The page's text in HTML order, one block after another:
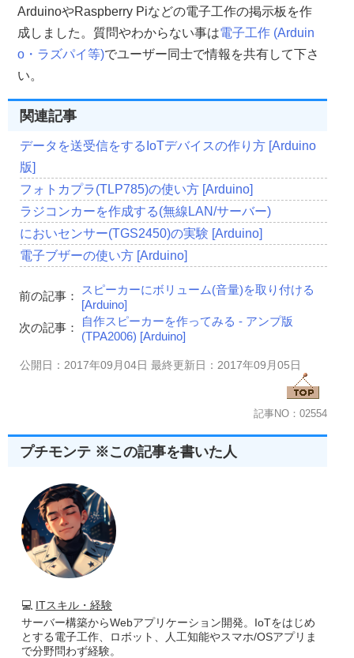
ArduinoやRaspberry Piなどの電子工作の掲示板を作
成しました。質問やわからない事は電子工作 (Arduin
o・ラズパイ等)でユーザー同士で情報を共有して下さ
い。
関連記事
データを送受信をするIoTデバイスの作り方 [Arduino
版]
フォトカプラ(TLP785)の使い方 [Arduino]
ラジコンカーを作成する(無線LAN/サーバー)
においセンサー(TGS2450)の実験 [Arduino]
電子ブザーの使い方 [Arduino]
前の記事：
スピーカーにボリューム(音量)を取り付ける
[Arduino]
次の記事：
自作スピーカーを作ってみる - アンプ版
(TPA2006) [Arduino]
公開日：2017年09月04日 最終更新日：2017年09月05日
記事NO：02554
プチモンテ ※この記事を書いた人
💻 ITスキル・経験
サーバー構築からWebアプリケーション開発。IoTをはじめ
とする電子工作、ロボット、人工知能やスマホ/OSアプリま
で分野問わず経験。